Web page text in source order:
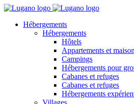
Hébergements
Hébergements
Hôtels
Appartements et
Campings
Hébergements pour
Cabanes et refuges
Cabanes et refuges
Hébergements
Villages